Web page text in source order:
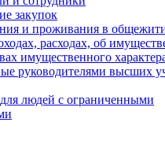
закупок
и проживания в
расходах, об
имущественного
руководителями высших
людей с ограниченными